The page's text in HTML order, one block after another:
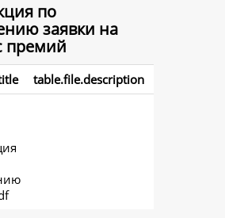
по
заявки на
премий
table.file.description